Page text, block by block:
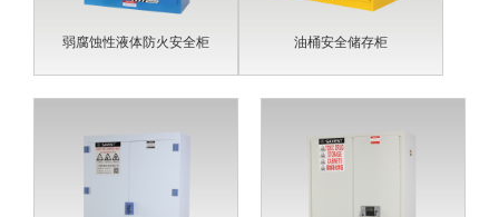
弱腐蚀性液体防火安全柜 油桶安全储存柜